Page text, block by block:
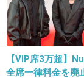
えないし、やっ
痛い勉強になっ
して再度作り直
その時はわざわ
【VIP席3万超】
全席一律料金を廃